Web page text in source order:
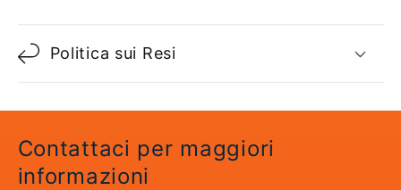
n
e
n
u
Politica sui Resi
Contattaci per maggiori
informazioni